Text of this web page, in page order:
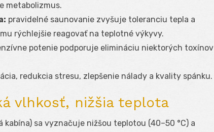
metabolizmus.
pravidelné saunovanie zvyšuje toleranciu tepla a
rýchlejšie reagovať na teplotné výkyvy.
potenie podporuje elimináciu niektorých toxínov
redukcia stresu, zlepšenie nálady a kvality spánku.
vlhkosť, nižšia teplota
kabína) sa vyznačuje nižšou teplotou (40–50 °C) a